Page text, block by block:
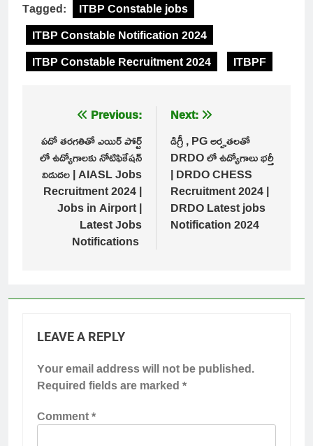
Tagged:
ITBP Constable jobs
ITBP Constable Notification 2024
ITBP Constable Recruitment 2024
ITBPF
navigation
Previous:
పదో తరగతితో ఎయిర్ పోర్ట్
లో ఉద్యోగాలకు నోటిఫికేషన్
విడుదల | AIASL Jobs
Recruitment 2024 |
Jobs in Airport |
Latest Jobs
Notifications
Next:
డిగ్రీ , PG అర్హతలతో
DRDO లో ఉద్యోగాలు భర్తీ
| DRDO CHESS
Recruitment 2024 |
DRDO Latest jobs
Notification 2024
LEAVE A REPLY
Your email address will not be published.
Required fields are marked*
Comment*